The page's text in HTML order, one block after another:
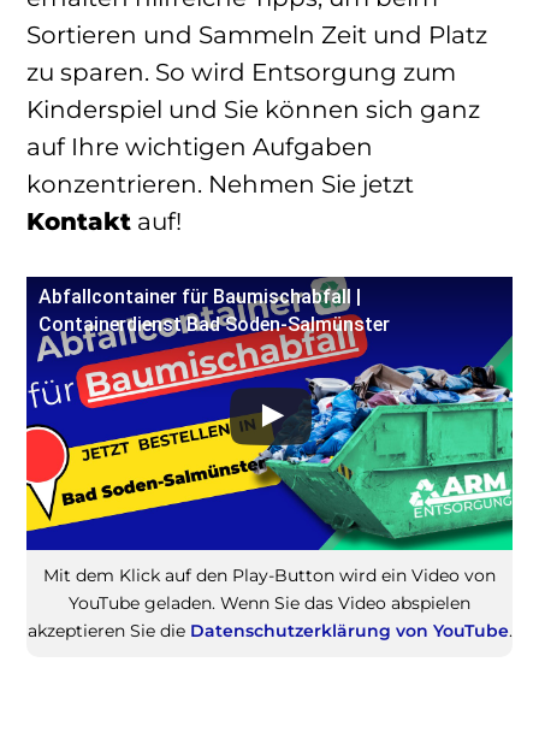
Sortieren und Sammeln Zeit und Platz
zu sparen. So wird Entsorgung zum
Kinderspiel und Sie können sich ganz
auf Ihre wichtigen Aufgaben
konzentrieren. Nehmen Sie jetzt
Kontakt auf!
Abfallcontainer für Baumischabfall |
Containerdienst Bad Soden-Salmünster
Mit dem Klick auf den Play-Button wird ein Video von
YouTube geladen. Wenn Sie das Video abspielen
akzeptieren Sie die Datenschutzerklärung von YouTube.